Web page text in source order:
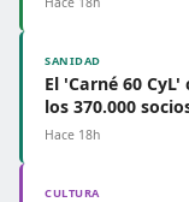
SANIDAD
El 'Carné 60
los 370.000
Hace 18h
CULTURA